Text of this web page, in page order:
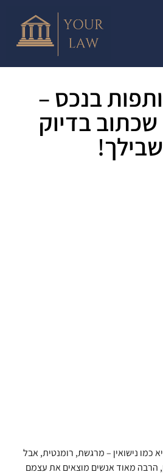
בנכס –
בדיוק
כמו נישואין – מרגשת, רומנטית, אבל
הרבה מאוד אנשים מוצאים את עצמם